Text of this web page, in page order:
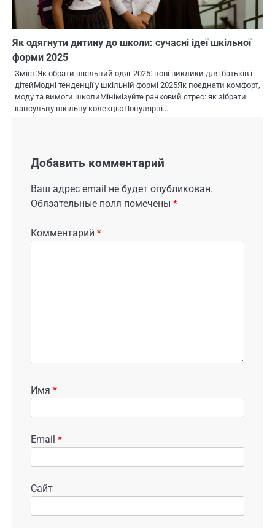
Як одягнути дитину до школи: сучасні ідеї шкільної
форми 2025
Зміст:Як обрати шкільний одяг 2025: нові виклики для батьків і
дітейМодні тенденції у шкільній формі 2025Як поєднати комфорт,
моду та вимоги школиМінімізуйте ранковий стрес: як зібрати
капсульну шкільну колекціюПопулярні…
Добавить комментарий
Ваш адрес email не будет опубликован.
Обязательные поля помечены *
Комментарий *
Имя *
Email *
Сайт